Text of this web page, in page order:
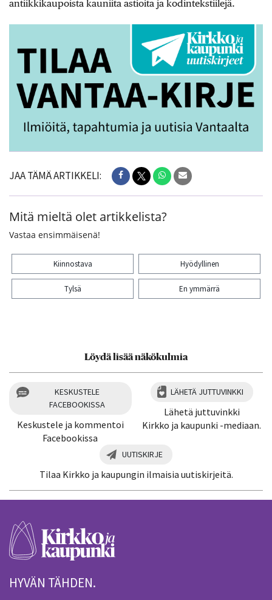
antiikkikaupoista kauniita astioita ja kodintekstiilejä.
JAA TÄMÄ ARTIKKELI:
Mitä mieltä olet artikkelista?
Vastaa ensimmäisenä!
Kiinnostava Hyödyllinen
Tylsä En ymmärrä
Löydä lisää näkökulmia
KESKUSTELE
FACEBOOKISSA
Keskustele ja kommentoi
Facebookissa
LÄHETÄ JUTTUVINKKI
Lähetä juttuvinkki
Kirkko ja kaupunki -mediaan.
UUTISKIRJE
Tilaa Kirkko ja kaupungin ilmaisia uutiskirjeitä.
HYVÄN TÄHDEN.